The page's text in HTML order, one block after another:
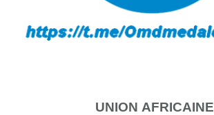
UNION AFRICAINE